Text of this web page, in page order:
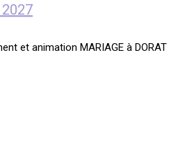
et animation MARIAGE à DORAT